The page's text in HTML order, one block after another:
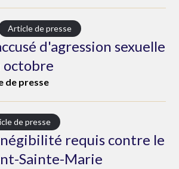
Article de presse
d'agression sexuelle
octobre
de presse
de presse
requis contre le
Sainte-Marie